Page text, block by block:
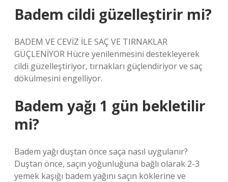
Badem cildi güzelleştirir mi?
BADEM VE CEVİZ İLE SAÇ VE TIRNAKLAR
GÜÇLENİYOR Hücre yenilenmesini destekleyerek
cildi güzelleştiriyor, tırnakları güçlendiriyor ve saç
dökülmesini engelliyor.
Badem yağı 1 gün bekletilir
mi?
Badem yağı duştan önce saça nasıl uygulanır?
Duştan önce, saçın yoğunluğuna bağlı olarak 2-3
yemek kaşığı badem yağını saçın köklerine ve